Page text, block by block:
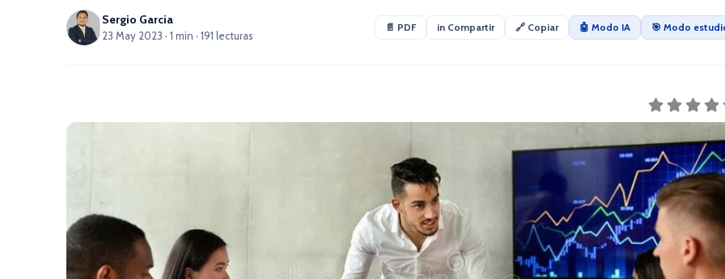
Sergio Garcia
23 May 2023 · 1 min · 191 lecturas
📄 PDF in Compartir 🔗 Copiar 🤖 Modo IA 🎯 Modo